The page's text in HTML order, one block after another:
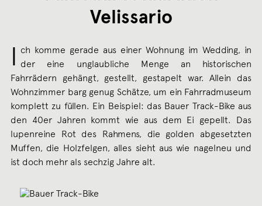
Velissario
I ch komme gerade aus einer Wohnung im Wedding, in
der eine unglaubliche Menge an historischen
Fahrrädern gehängt, gestellt, gestapelt war. Allein das
Wohnzimmer barg genug Schätze, um ein Fahrradmuseum
komplett zu füllen. Ein Beispiel: das Bauer Track-Bike aus
den 40er Jahren kommt wie aus dem Ei gepellt. Das
lupenreine Rot des Rahmens, die golden abgesetzten
Muffen, die Holzfelgen, alles sieht aus wie nagelneu und
ist doch mehr als sechzig Jahre alt.